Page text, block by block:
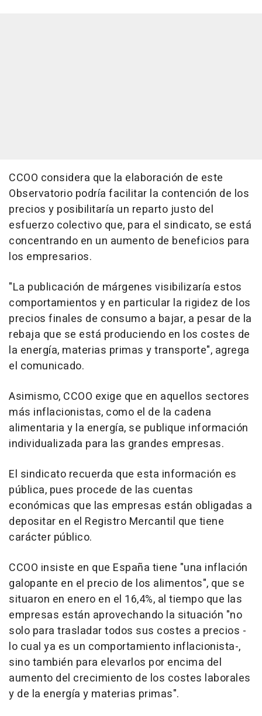
CCOO considera que la elaboración de este
Observatorio podría facilitar la contención de los
precios y posibilitaría un reparto justo del
esfuerzo colectivo que, para el sindicato, se está
concentrando en un aumento de beneficios para
los empresarios.
"La publicación de márgenes visibilizaría estos
comportamientos y en particular la rigidez de los
precios finales de consumo a bajar, a pesar de la
rebaja que se está produciendo en los costes de
la energía, materias primas y transporte", agrega
el comunicado.
Asimismo, CCOO exige que en aquellos sectores
más inflacionistas, como el de la cadena
alimentaria y la energía, se publique información
individualizada para las grandes empresas.
El sindicato recuerda que esta información es
pública, pues procede de las cuentas
económicas que las empresas están obligadas a
depositar en el Registro Mercantil que tiene
carácter público.
CCOO insiste en que España tiene "una inflación
galopante en el precio de los alimentos", que se
situaron en enero en el 16,4%, al tiempo que las
empresas están aprovechando la situación "no
solo para trasladar todos sus costes a precios -
lo cual ya es un comportamiento inflacionista-,
sino también para elevarlos por encima del
aumento del crecimiento de los costes laborales
y de la energía y materias primas".